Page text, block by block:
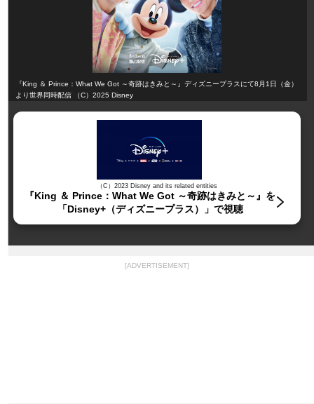
『King ＆ Prince：What We Got ～奇跡はきみと～』ディズニープラスにて8月1日（金）
より世界同時配信 （C）2025 Disney
（C）2023 Disney and its related entities
『King ＆ Prince：What We Got ～奇跡はきみと～』を
「Disney+（ディズニープラス）」で視聴
[ADVERTISEMENT]